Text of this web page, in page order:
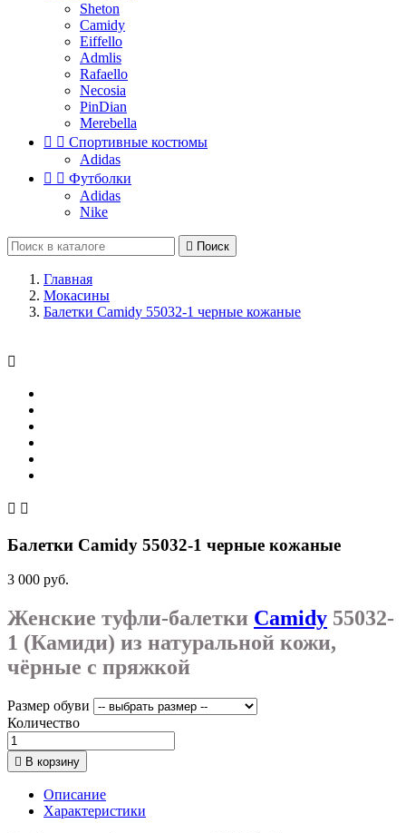
Sheton
Camidy
Eiffello
Admlis
Rafaello
Necosia
PinDian
Merebella
  Спортивные костюмы
Adidas
  Футболки
Adidas
Nike
 Поиск
Главная
Мокасины
Балетки Camidy 55032-1 черные кожаные

 
Балетки Camidy 55032-1 черные кожаные
3 000 руб.
Женские туфли-балетки Camidy 55032-
1 (Камиди) из натуральной кожи,
чёрные с пряжкой
Размер обуви
Количество
 В корзину
Описание
Характеристики